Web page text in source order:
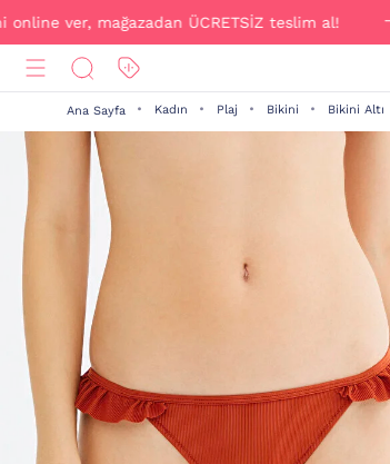
mağazadan ÜCRETSİZ teslim al!
Ana Sayfa Kadın Plaj Bikini Bikini Altı